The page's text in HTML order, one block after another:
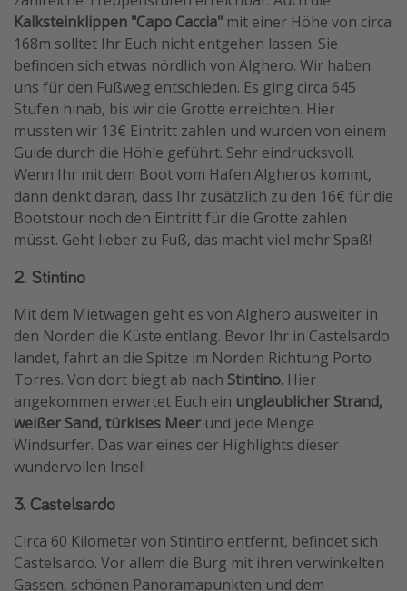
Kalksteinklippen "Capo Caccia" mit einer Höhe von circa
168m solltet Ihr Euch nicht entgehen lassen. Sie
befinden sich etwas nördlich von Alghero. Wir haben
uns für den Fußweg entschieden. Es ging circa 645
Stufen hinab, bis wir die Grotte erreichten. Hier
mussten wir 13€ Eintritt zahlen und wurden von einem
Guide durch die Höhle geführt. Sehr eindrucksvoll.
Wenn Ihr mit dem Boot vom Hafen Algheros kommt,
dann denkt daran, dass Ihr zusätzlich zu den 16€ für die
Bootstour noch den Eintritt für die Grotte zahlen
müsst. Geht lieber zu Fuß, das macht viel mehr Spaß!
2. Stintino
Mit dem Mietwagen geht es von Alghero ausweiter in
den Norden die Küste entlang. Bevor Ihr in Castelsardo
landet, fahrt an die Spitze im Norden Richtung Porto
Torres. Von dort biegt ab nach Stintino. Hier
angekommen erwartet Euch ein unglaublicher Strand,
weißer Sand, türkises Meer und jede Menge
Windsurfer. Das war eines der Highlights dieser
wundervollen Insel!
3. Castelsardo
Circa 60 Kilometer von Stintino entfernt, befindet sich
Castelsardo. Vor allem die Burg mit ihren verwinkelten
Gassen, schönen Panoramapunkten und dem